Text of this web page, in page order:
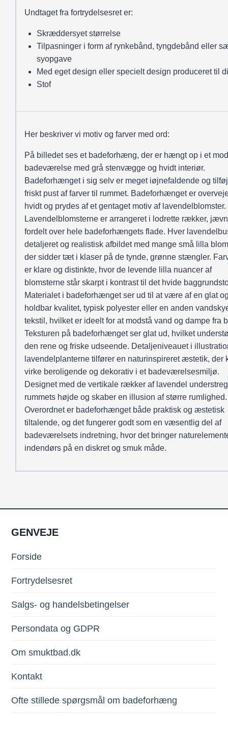
Undtaget fra fortrydelsesret er:
Skræddersyet størrelse
Tilpasninger i form af rynkebånd, tyngdebånd eller
syopgave
Med eget design eller specielt design produceret til
Stof
Her beskriver vi motiv og farver med ord:
På billedet ses et badeforhæng, der er hængt op i et
badeværelse med grå stenvægge og hvidt interiør.
Badeforhænget i sig selv er meget iøjnefaldende og
friskt pust af farver til rummet. Badeforhænget er
hvidt og prydes af et gentaget motiv af lavendelblomster.
Lavendelblomsterne er arrangeret i lodrette rækker,
fordelt over hele badeforhængets flade. Hver
detaljeret og realistisk afbildet med mange små lilla
der sidder tæt i klaser på de tynde, grønne stængler.
er klare og distinkte, hvor de levende lilla nuancer af
blomsterne står skarpt i kontrast til det hvide
Materialet i badeforhænget ser ud til at være af en glat
holdbar kvalitet, typisk polyester eller en anden
tekstil, hvilket er ideelt for at modstå vand og dampe fra
Teksturen på badeforhænget ser glat ud, hvilket
den rene og friske udseende. Detaljeniveauet i
lavendelplanterne tilfører en naturinspireret æstetik, der
virke beroligende og dekorativ i et badeværelsesmiljø.
Designet med de vertikale rækker af lavendel
rummets højde og skaber en illusion af større rumlighed.
Overordnet er badeforhænget både praktisk og æstetisk
tiltalende, og det fungerer godt som en væsentlig del af
badeværelsets indretning, hvor det bringer
indendørs på en diskret og smuk måde.
GENVEJE
Forside
Fortrydelsesret
Salgs- og handelsbetingelser
Persondata og GDPR
Om smuktbad.dk
Kontakt
Ofte stillede spørgsmål om badeforhæng